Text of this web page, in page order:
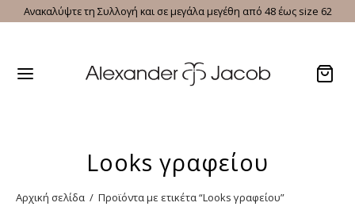
Ανακαλύψτε τη Συλλογή και σε μεγάλα μεγέθη από 48 έως size 62
Looks γραφείου
Αρχική σελίδα / Προϊόντα με ετικέτα “Looks γραφείου”